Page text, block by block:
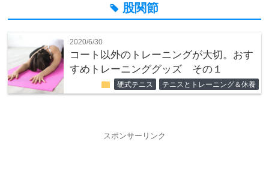
tag 股関節
2020/6/30
コート以外のトレーニングが大切。おす
すめトレーニンググッズ その１
folder 硬式テニス テニスとトレーニング＆休養
スポンサーリンク